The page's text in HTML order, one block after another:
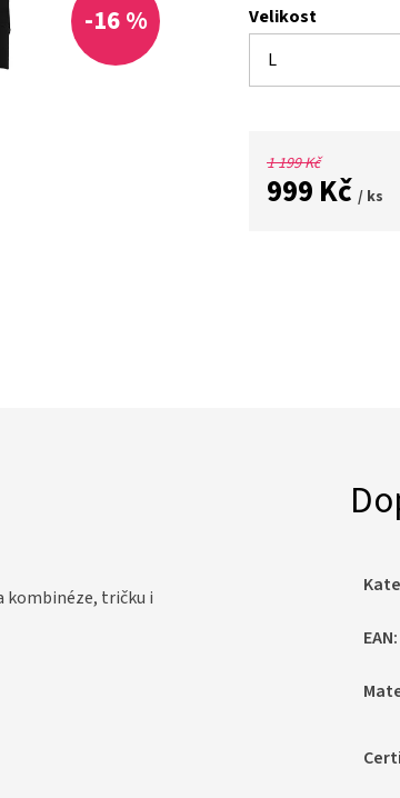
-16 % Velikost
1 199 Kč
999 Kč / ks
kombinéze, tričku i
EAN: